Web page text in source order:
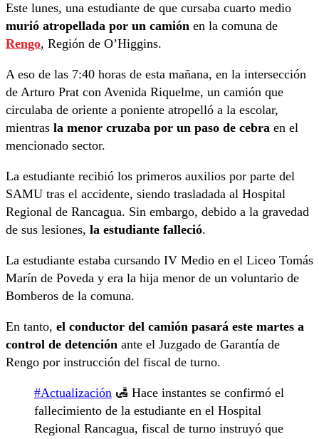
Este lunes, una estudiante de que cursaba cuarto medio
murió atropellada por un camión en la comuna de
Rengo, Región de O’Higgins.
A eso de las 7:40 horas de esta mañana, en la intersección
de Arturo Prat con Avenida Riquelme, un camión que
circulaba de oriente a poniente atropelló a la escolar,
mientras la menor cruzaba por un paso de cebra en el
mencionado sector.
La estudiante recibió los primeros auxilios por parte del
SAMU tras el accidente, siendo trasladada al Hospital
Regional de Rancagua. Sin embargo, debido a la gravedad
de sus lesiones, la estudiante falleció.
La estudiante estaba cursando IV Medio en el Liceo Tomás
Marín de Poveda y era la hija menor de un voluntario de
Bomberos de la comuna.
En tanto, el conductor del camión pasará este martes a
control de detención ante el Juzgado de Garantía de
Rengo por instrucción del fiscal de turno.
#Actualización 🛃 Hace instantes se confirmó el
fallecimiento de la estudiante en el Hospital
Regional Rancagua, fiscal de turno instruyó que